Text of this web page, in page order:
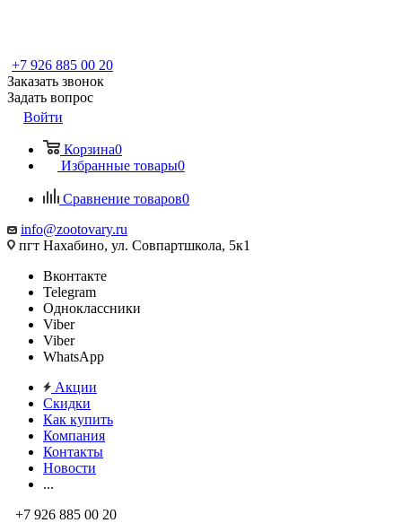
+7 926 885 00 20
Заказать звонок
Задать вопрос
Войти
Корзина0
Избранные товары0
Сравнение товаров0
info@zootovary.ru
пгт Нахабино, ул. Совпартшкола, 5к1
Вконтакте
Telegram
Одноклассники
Viber
Viber
WhatsApp
Акции
Скидки
Как купить
Компания
Контакты
Новости
...
+7 926 885 00 20